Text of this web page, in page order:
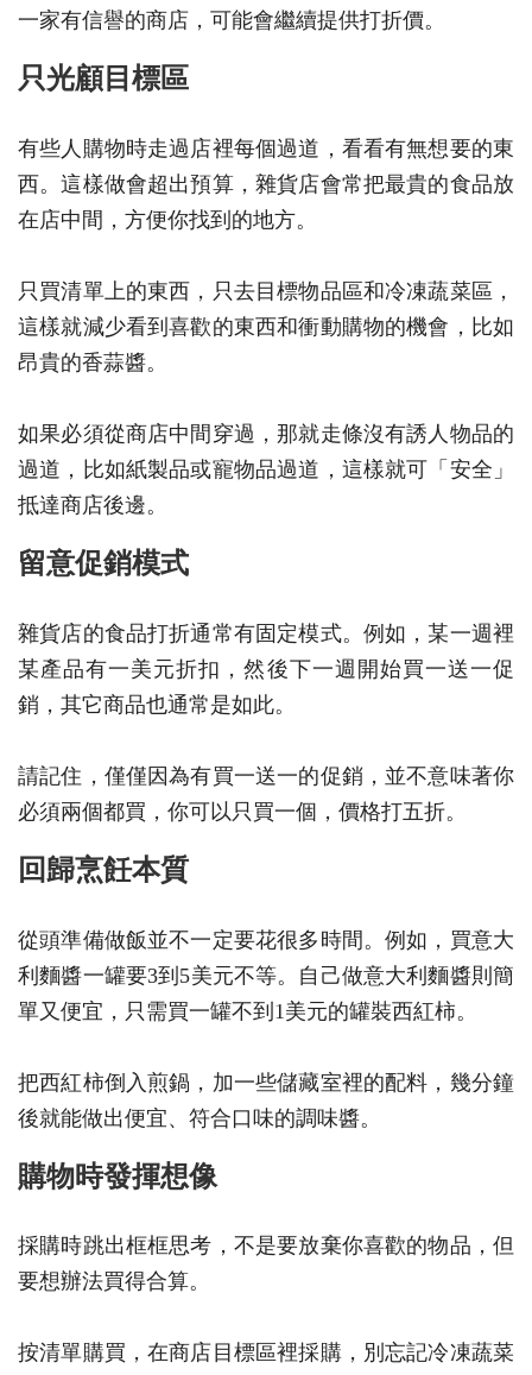
一家有信譽的商店，可能會繼續提供打折價。
只光顧目標區
有些人購物時走過店裡每個過道，看看有無想要的東
西。這樣做會超出預算，雜貨店會常把最貴的食品放
在店中間，方便你找到的地方。
只買清單上的東西，只去目標物品區和冷凍蔬菜區，
這樣就減少看到喜歡的東西和衝動購物的機會，比如
昂貴的香蒜醬。
如果必須從商店中間穿過，那就走條沒有誘人物品的
過道，比如紙製品或寵物品過道，這樣就可「安全」
抵達商店後邊。
留意促銷模式
雜貨店的食品打折通常有固定模式。例如，某一週裡
某產品有一美元折扣，然後下一週開始買一送一促
銷，其它商品也通常是如此。
請記住，僅僅因為有買一送一的促銷，並不意味著你
必須兩個都買，你可以只買一個，價格打五折。
回歸烹飪本質
從頭準備做飯並不一定要花很多時間。例如，買意大
利麵醬一罐要3到5美元不等。自己做意大利麵醬則簡
單又便宜，只需買一罐不到1美元的罐裝西紅柿。
把西紅柿倒入煎鍋，加一些儲藏室裡的配料，幾分鐘
後就能做出便宜、符合口味的調味醬。
購物時發揮想像
採購時跳出框框思考，不是要放棄你喜歡的物品，但
要想辦法買得合算。
按清單購買，在商店目標區裡採購，別忘記冷凍蔬菜